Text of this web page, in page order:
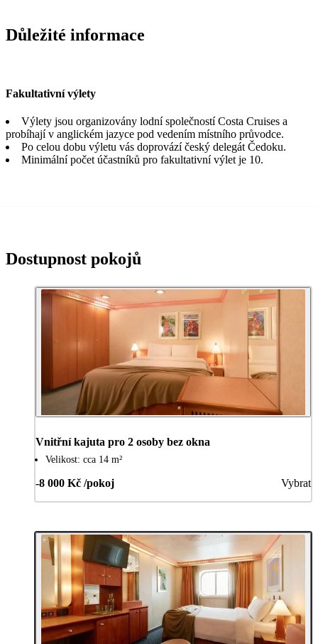
Důležité informace
Fakultativní výlety
Výlety jsou organizovány lodní společností Costa Cruises a
probíhají v anglickém jazyce pod vedením místního průvodce.
Po celou dobu výletu vás doprovází český delegát Čedoku.
Minimální počet účastníků pro fakultativní výlet je 10.
Dostupnost pokojů
Vnitřní kajuta pro 2 osoby bez okna
Velikost: cca 14 m²
-8 000 Kč /pokoj Vybrat